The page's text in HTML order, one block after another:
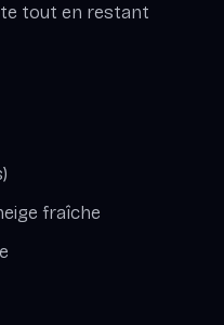
tout en restant
fraîche